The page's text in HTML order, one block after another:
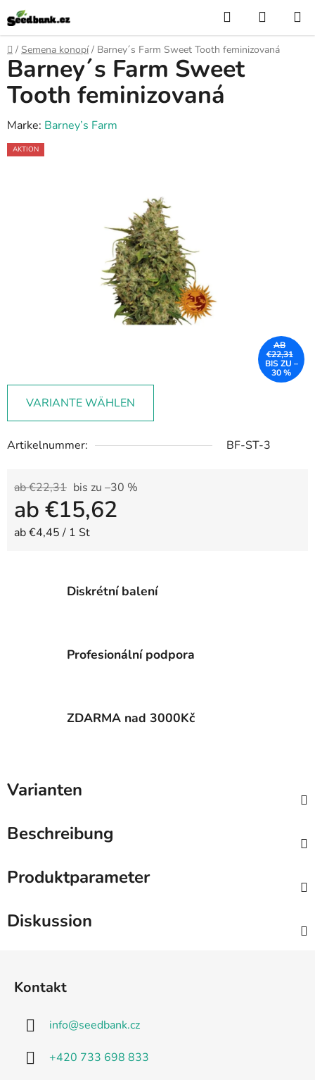
Zum
Inhalt
springen
Suchen
Startseite
/ Semena konopí / Barney´s Farm Sweet Tooth feminizovaná
VARIANTE WÄHLEN
Artikelnummer: BF-ST-3
ab €22,31 bis zu –30 %
ab €15,62
Verkaufspreis:
ab €4,45 / 1 St
Barney´s Farm Sweet
Tooth feminizovaná
Marke: Barney’s Farm
AKTION
AB
€22,31
BIS ZU –
30 %
Diskrétní balení
Profesionální podpora
ZDARMA nad 3000Kč
Varianten
Beschreibung
Produktparameter
Diskussion
Kontakt
info@seedbank.cz
+420 733 698 833